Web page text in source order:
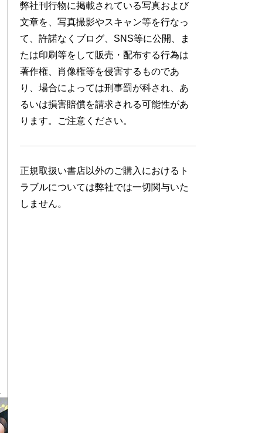
弊社刊行物に掲載されている写真および
文章を、写真撮影やスキャン等を行なっ
て、許諾なくブログ、SNS等に公開、ま
たは印刷等をして販売・配布する行為は
著作権、肖像権等を侵害するものであ
り、場合によっては刑事罰が科され、あ
るいは損害賠償を請求される可能性があ
ります。ご注意ください。
正規取扱い書店以外のご購入におけるト
ラブルについては弊社では一切関与いた
しません。